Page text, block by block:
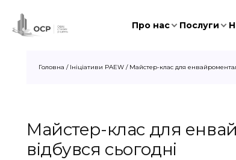
Про нас Послуги
Головна / Ініціативи PAEW / Майстер-клас для
Майстер-клас для
відбувся сьогодні